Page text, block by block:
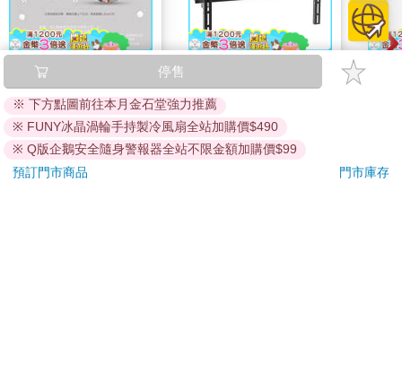
蝦米與毛孩_平面防護
口罩（2入）
特價 35 元
加入購物車
AW－410
特價
加入購物車
停售
※ 下方點圖前往本月金石堂強力推薦
※ FUNY冰晶渦輪手持製冷風扇全站加購價$490
※ Q版企鵝安全隨身警報器全站不限金額加購價$99
預訂門市商品
門市庫存